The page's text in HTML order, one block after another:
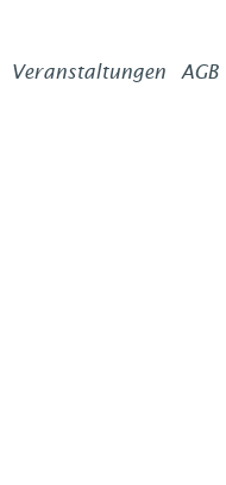
Veranstaltungen AGB